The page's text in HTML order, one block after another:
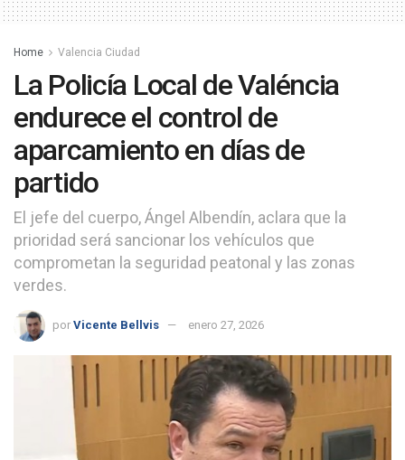
Home Valencia Ciudad
La Policía Local de Valéncia
endurece el control de
aparcamiento en días de
partido
El jefe del cuerpo, Ángel Albendín, aclara que la
prioridad será sancionar los vehículos que
comprometan la seguridad peatonal y las zonas
verdes.
por Vicente Bellvis enero 27, 2026